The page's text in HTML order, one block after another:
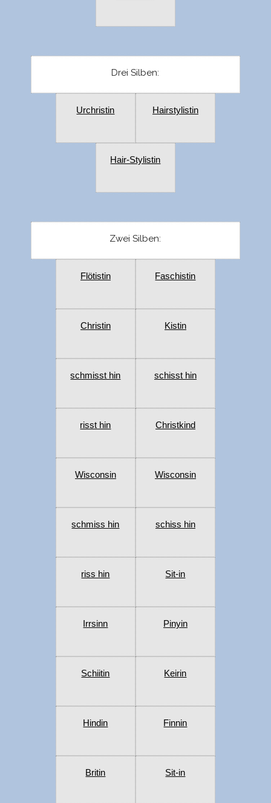
Drei Silben:
Urchristin Hairstylistin
Hair-Stylistin
Zwei Silben:
Flötistin Faschistin
Christin Kistin
schmisst hin schisst hin
risst hin Christkind
Wisconsin Wisconsin
schmiss hin schiss hin
riss hin Sit-in
Irrsinn Pinyin
Schiitin Keirin
Hindin Finnin
Britin Sit-in